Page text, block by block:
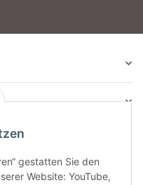
gestatten Sie den
Website: YouTube,